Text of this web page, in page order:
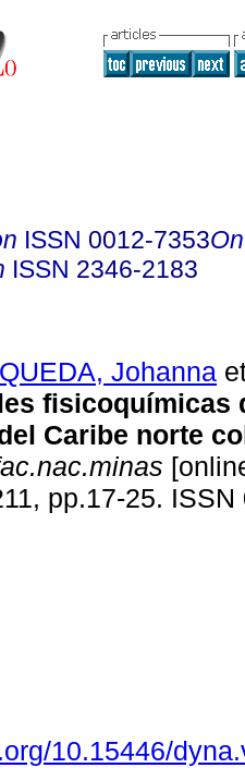
ISSN 0012-7353
ISSN 2346-2183
Johanna
fisicoquímicas
Caribe norte
pp.17-25.
10.15446/